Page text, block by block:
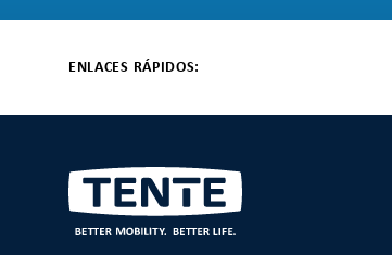
ENLACES RÁPIDOS: